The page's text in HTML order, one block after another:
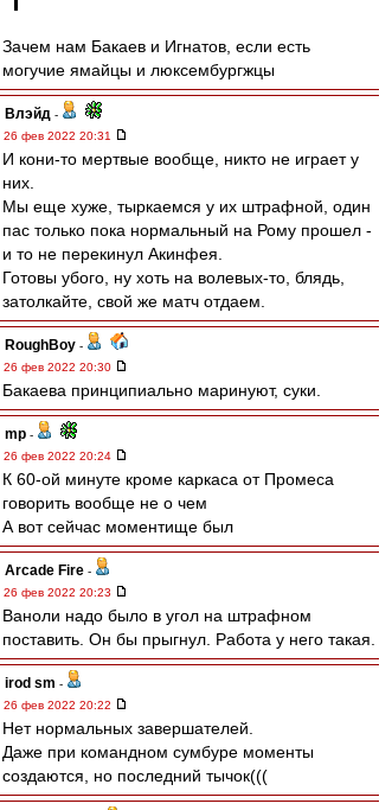
Зачем нам Бакаев и Игнатов, если есть
могучие ямайцы и люксембургжцы
Влэйд -
26 фев 2022 20:31
И кони-то мертвые вообще, никто не играет у
них.
Мы еще хуже, тыркаемся у их штрафной, один
пас только пока нормальный на Рому прошел -
и то не перекинул Акинфея.
Готовы убого, ну хоть на волевых-то, блядь,
затолкайте, свой же матч отдаем.
RoughBoy -
26 фев 2022 20:30
Бакаева принципиально маринуют, суки.
mp -
26 фев 2022 20:24
К 60-ой минуте кроме каркаса от Промеса
говорить вообще не о чем
А вот сейчас моментище был
Arcade Fire -
26 фев 2022 20:23
Ваноли надо было в угол на штрафном
поставить. Он бы прыгнул. Работа у него такая.
irod sm -
26 фев 2022 20:22
Нет нормальных завершателей.
Даже при командном сумбуре моменты
создаются, но последний тычок(((